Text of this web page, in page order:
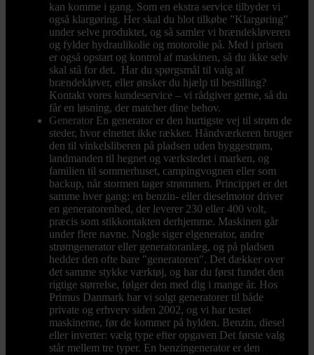
kan komme i gang. Som en ekstra service tilbyder vi
også klargøring. Her skal du blot tilkøbe ”Klargøring”
under selve produktet, og så samler vi brændekløveren
og fylder hydraulikolie og motorolie på. Med i prisen
er også opstart og kontrol af maskinen, så du ikke selv
skal stå for det. Har du spørgsmål til valg af
brændekløver, eller ønsker du hjælp til bestilling?
Kontakt vores kundeservice – vi rådgiver gerne, så du
får en løsning, der matcher dine behov.
Generator En generator er den hurtigste vej til strøm de
steder, hvor elnettet ikke rækker. Håndværkeren bruger
den til vinkelsliberen på pladsen uden byggestrøm,
landmanden til hegnet og værkstedet i marken, og
familien til sommerhuset, campingvognen eller som
backup, når stormen tager strømmen. Princippet er det
samme hver gang: en benzin- eller dieselmotor driver
en generatorenhed, der leverer 230 eller 400 volt,
præcis som stikkontakten derhjemme. Maskinen går
under flere navne. Nogle siger elgenerator, andre
strømgenerator eller generatoranlæg, og på pladsen
hedder den ofte bare "generatoren". Det dækker over
det samme stykke værktøj, og har du først fundet den
rigtige størrelse, følger den med dig i mange år. Hos
Primus Danmark har vi solgt generatorer til både
private og erhverv siden 2002, og vi har testet
maskinerne, før de kommer på hylden. Benzin, diesel
eller inverter: vælg type efter opgaven Det første valg
står mellem tre typer. En benzingenerator er den